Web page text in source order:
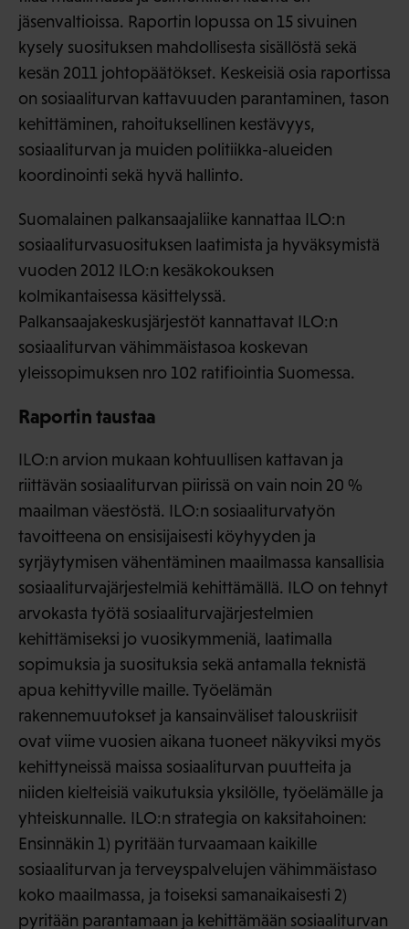
jäsenvaltioissa. Raportin lopussa on 15 sivuinen
kysely suosituksen mahdollisesta sisällöstä sekä
kesän 2011 johtopäätökset. Keskeisiä osia raportissa
on sosiaaliturvan kattavuuden parantaminen, tason
kehittäminen, rahoituksellinen kestävyys,
sosiaaliturvan ja muiden politiikka-alueiden
koordinointi sekä hyvä hallinto.
Suomalainen palkansaajaliike kannattaa ILO:n
sosiaaliturvasuosituksen laatimista ja hyväksymistä
vuoden 2012 ILO:n kesäkokouksen
kolmikantaisessa käsittelyssä.
Palkansaajakeskusjärjestöt kannattavat ILO:n
sosiaaliturvan vähimmäistasoa koskevan
yleissopimuksen nro 102 ratifiointia Suomessa.
Raportin taustaa
ILO:n arvion mukaan kohtuullisen kattavan ja
riittävän sosiaaliturvan piirissä on vain noin 20 %
maailman väestöstä. ILO:n sosiaaliturvatyön
tavoitteena on ensisijaisesti köyhyyden ja
syrjäytymisen vähentäminen maailmassa kansallisia
sosiaaliturvajärjestelmiä kehittämällä. ILO on tehnyt
arvokasta työtä sosiaaliturvajärjestelmien
kehittämiseksi jo vuosikymmeniä, laatimalla
sopimuksia ja suosituksia sekä antamalla teknistä
apua kehittyville maille. Työelämän
rakennemuutokset ja kansainväliset talouskriisit
ovat viime vuosien aikana tuoneet näkyviksi myös
kehittyneissä maissa sosiaaliturvan puutteita ja
niiden kielteisiä vaikutuksia yksilölle, työelämälle ja
yhteiskunnalle. ILO:n strategia on kaksitahoinen:
Ensinnäkin 1) pyritään turvaamaan kaikille
sosiaaliturvan ja terveyspalvelujen vähimmäistaso
koko maailmassa, ja toiseksi samanaikaisesti 2)
pyritään parantamaan ja kehittämään sosiaaliturvan